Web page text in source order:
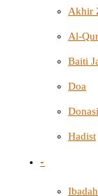
Akhir
Al-
Baiti
Doa
Donasi
Hadist
-
Ibadah